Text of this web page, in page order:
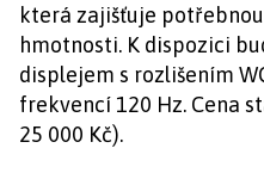
která zajišťuje
hmotnosti. K dispozici
displejem s rozlišením
frekvencí 120 Hz. Cena
25 000 Kč).